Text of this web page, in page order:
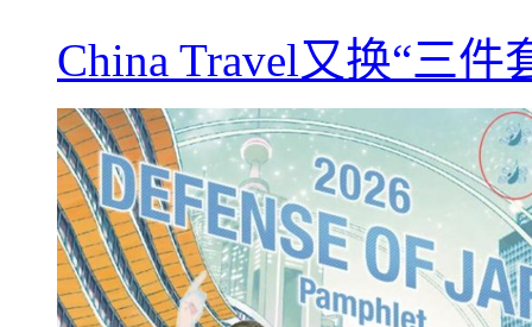
China Travel又换“三